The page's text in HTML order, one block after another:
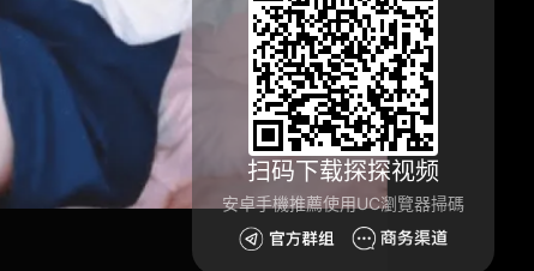
扫码下载探探视频
安卓手機推薦使用UC瀏覽器掃碼